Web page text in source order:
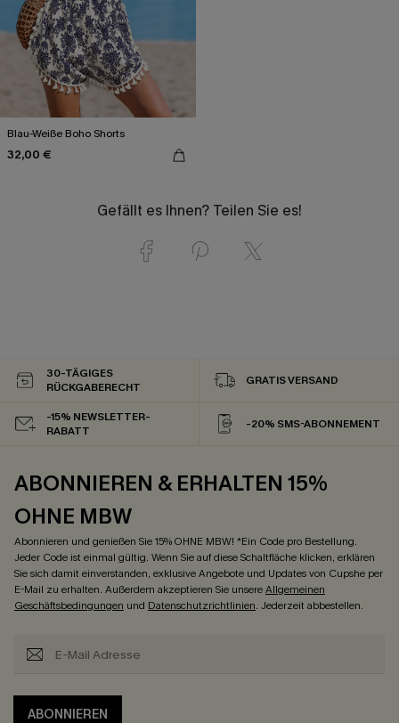
Blau-Weiße Boho Shorts
32,00 €
Gefällt es Ihnen? Teilen Sie es!
30-TÄGIGES
RÜCKGABERECHT
GRATIS VERSAND
-15% NEWSLETTER-
RABATT
-20% SMS-ABONNEMENT
ABONNIEREN & ERHALTEN 15%
OHNE MBW
Abonnieren und genießen Sie 15% OHNE MBW! *Ein Code pro Bestellung.
Jeder Code ist einmal gültig. Wenn Sie auf diese Schaltfläche klicken, erklären
Sie sich damit einverstanden, exklusive Angebote und Updates von Cupshe per
E-Mail zu erhalten. Außerdem akzeptieren Sie unsereAllgemeinen
Geschäftsbedingungen und Datenschutzrichtlinien. Jederzeit abbestellen.
ABONNIEREN